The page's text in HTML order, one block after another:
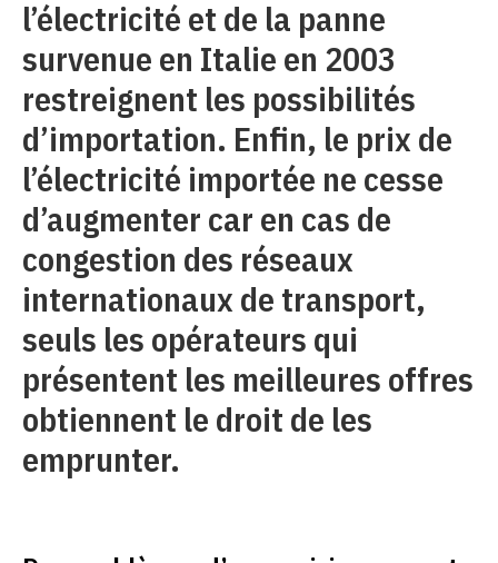
l’électricité et de la panne
survenue en Italie en 2003
restreignent les possibilités
d’importation. Enfin, le prix de
l’électricité importée ne cesse
d’augmenter car en cas de
congestion des réseaux
internationaux de transport,
seuls les opérateurs qui
présentent les meilleures offres
obtiennent le droit de les
emprunter.